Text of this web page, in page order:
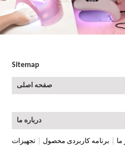
Sitemap
صفحه اصلی
درباره ما
ما برنامه کاربردی محصول |تجهیزات